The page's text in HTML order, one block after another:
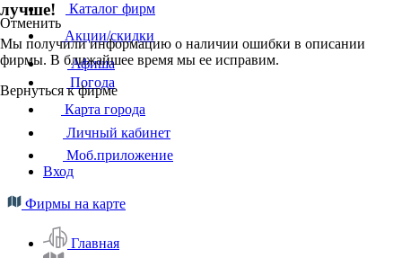
Отменить
лучше!
Мы получили информацию о наличии ошибки в описании
фирмы. В ближайшее время мы ее исправим.
Вернуться к фирме
Каталог фирм
Акции/скидки
Афиша
Погода
Карта города
Личный кабинет
Моб.приложение
Вход
Фирмы на карте
Главная